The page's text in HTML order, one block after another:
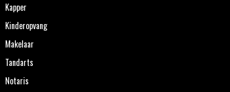
Kapper
Kinderopvang
Makelaar
Tandarts
Notaris